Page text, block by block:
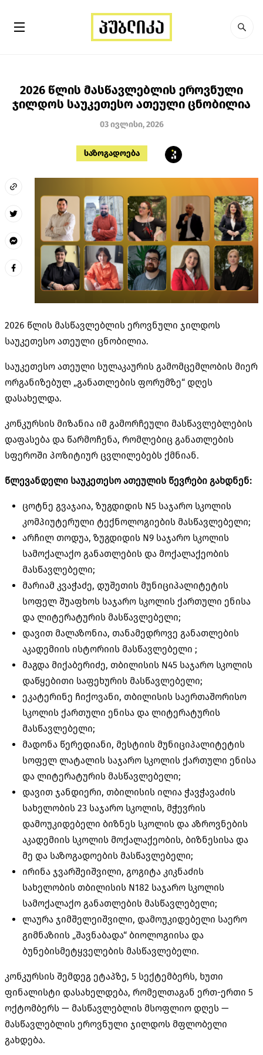
2026 წლის მასწავლებლის ეროვნული
ჯილდოს საუკეთესო ათეული ცნობილია
03 ივლისი, 2026
საზოგადოება
2026 წლის მასწავლებლის ეროვნული ჯილდოს
საუკეთესო ათეული ცნობილია.
საუკეთესო ათეული სულაკაურის გამომცემლობის მიერ
ორგანიზებულ „განათლების ფორუმზე“ დღეს
დასახელდა.
კონკურსის მიზანია იმ გამორჩეული მასწავლებლების
დაფასება და წარმოჩენა, რომლებიც განათლების
სფეროში პოზიტიურ ცვლილებებს ქმნიან.
წლევანდელი საუკეთესო ათეულის წევრები გახდნენ:
ცოტნე გვაჯაია, ზუგდიდის N5 საჯარო სკოლის
კომპიუტერული ტექნოლოგიების მასწავლებელი;
არჩილ თოდუა, ზუგდიდის N9 საჯარო სკოლის
სამოქალაქო განათლების და მოქალაქეობის
მასწავლებელი;
მარიამ კვაჭაძე, დუშეთის მუნიციპალიტეტის
სოფელ შუაფხოს საჯარო სკოლის ქართული ენისა
და ლიტერატურის მასწავლებელი;
დავით მალაზონია, თანამედროვე განათლების
აკადემიის ისტორიის მასწავლებელი ;
მაგდა მიქაბერიძე, თბილისის N45 საჯარო სკოლის
დაწყებითი საფეხურის მასწავლებელი;
ეკატერინე ჩიქოვანი, თბილისის საერთაშორისო
სკოლის ქართული ენისა და ლიტერატურის
მასწავლებელი;
მადონა წერედიანი, მესტიის მუნიციპალიტეტის
სოფელ ლატალის საჯარო სკოლის ქართული ენისა
და ლიტერატურის მასწავლებელი;
დავით ჯანდიერი, თბილისის ილია ჭავჭავაძის
სახელობის 23 საჯარო სკოლის, მჭევრის
დამოუკიდებელი ბიზნეს სკოლის და აზროვნების
აკადემიის სკოლის მოქალაქეობის, ბიზნესისა და
მე და საზოგადოების მასწავლებელი;
ირინა ჯვარშეიშვილი, გოგიტა კიკნაძის
სახელობის თბილისის N182 საჯარო სკოლის
სამოქალაქო განათლების მასწავლებელი;
ლაურა ჯიმშელეიშვილი, დამოუკიდებელი საერო
გიმნაზიის „შავნაბადა“ ბიოლოგიისა და
ბუნებისმეტყველების მასწავლებელი.
კონკურსის შემდეგ ეტაპზე, 5 სექტემბერს, ხუთი
ფინალისტი დასახელდება, რომელთაგან ერთ-ერთი 5
ოქტომბერს — მასწავლებლის მსოფლიო დღეს —
მასწავლებლის ეროვნული ჯილდოს მფლობელი
გახდება.